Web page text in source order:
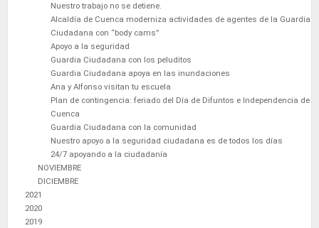
Nuestro trabajo no se detiene.
Alcaldía de Cuenca moderniza actividades de agentes de la Guardia
Ciudadana con “body cams”
Apoyo a la seguridad
Guardia Ciudadana con los peluditos
Guardia Ciudadana apoya en las inundaciones
Ana y Alfonso visitan tu escuela
Plan de contingencia: feriado del Día de Difuntos e Independencia de
Cuenca
Guardia Ciudadana con la comunidad
Nuestro apoyo a la seguridad ciudadana es de todos los días
24/7 apoyando a la ciudadanía
NOVIEMBRE
DICIEMBRE
2021
2020
2019